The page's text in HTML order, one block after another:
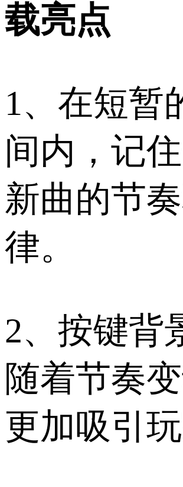
载亮点
1、在短暂
间内，记
新曲的节
律。
2、按键背
随着节奏变
更加吸引玩